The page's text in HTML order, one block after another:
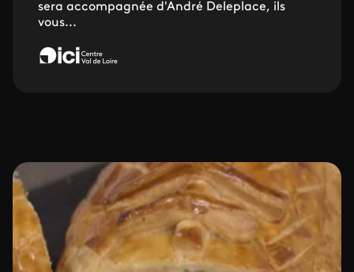
sera accompagnée d'André Deleplace, ils
vous...